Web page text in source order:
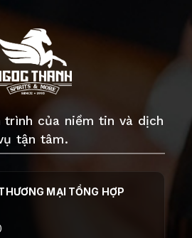
trình của niềm tin và dịch
tận tâm.
MẠI TỔNG HỢP